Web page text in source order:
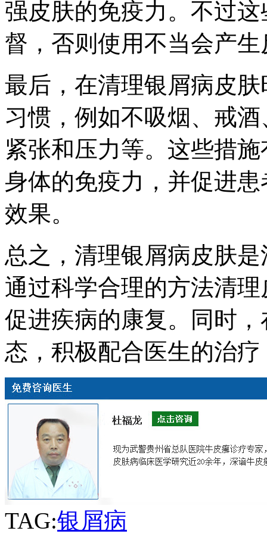
强皮肤的免疫力。不过
督，否则使用不当会产
最后，在清理银屑病皮
习惯，例如不吸烟、戒
紧张和压力等。这些措
身体的免疫力，并促进
效果。
总之，清理银屑病皮肤
通过科学合理的方法清
促进疾病的康复。同时
态，积极配合医生的治
TAG:银屑病